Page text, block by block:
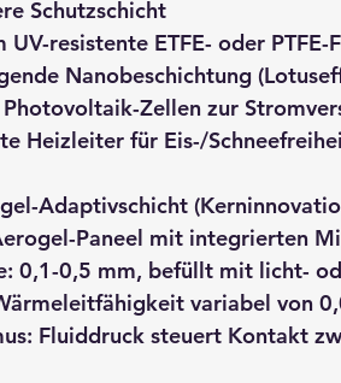
Schutzschicht
UV-resistente ETFE- oder PTFE-
Nanobeschichtung
Zellen zur
Heizleiter für Eis-/
Adaptivschicht
Paneel mit integrierten
0,1-0,5 mm, befüllt mit licht-
variabel von
: Fluiddruck steuert Kontakt